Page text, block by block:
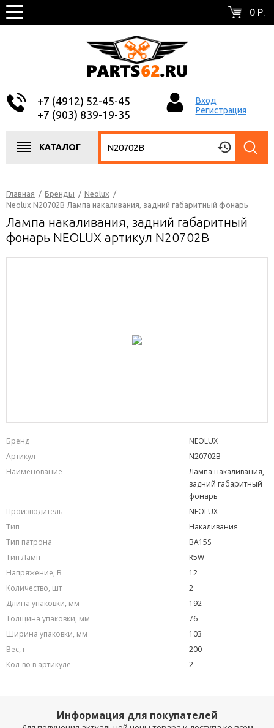
0 Р.
+7 (4912) 52-45-45
+7 (903) 839-19-35
Вход
Регистрация
КАТАЛОГ
Главная / Бренды / Neolux /
Neolux N20702B Лампа накаливания, задний габаритный фонарь
Лампа накаливания, задний габаритный
фонарь NEOLUX артикул N20702B
Бренд
NEOLUX
Артикул
N20702B
Наименование
Лампа накаливания,
задний габаритный
фонарь
Производитель
NEOLUX
Тип
Накаливания
Тип патрона
BA15S
Тип Ламп
R5W
Напряжение, В
12
Количество, шт
2
Длина упаковки, мм
192
Толщина упаковки, мм
76
Ширина упаковки, мм
103
Вес, г
200
Кол-во в артикуле
2
Информация для покупателей